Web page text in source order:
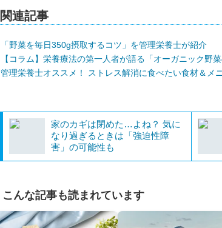
関連記事
「野菜を毎日350g摂取するコツ」を管理栄養士が紹介
【コラム】栄養療法の第一人者が語る「オーガニック野菜
管理栄養士オススメ！ ストレス解消に食べたい食材＆メ
家のカギは閉めた…よね？ 気に
なり過ぎるときは「強迫性障
害」の可能性も
こんな記事も読まれています